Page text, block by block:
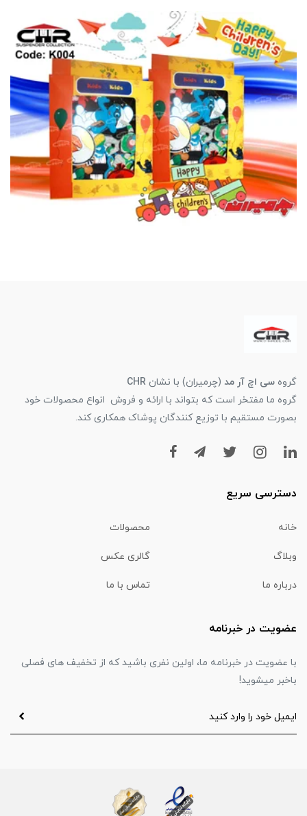
گروه سی اچ آر مد (چرمیران) با نشان CHR
گروه ما مفتخر است که بتواند با ارائه و فروش انواع محصولات خود
بصورت مستقیم با توزیع کنندگان پوشاک همکاری کند.
دسترسی سریع
خانه محصولات
وبلاگ گالری عکس
درباره ما تماس با ما
عضویت در خبرنامه
با عضویت در خبرنامه ما، اولین نفری باشید که از تخفیف های فصلی
باخبر میشوید!